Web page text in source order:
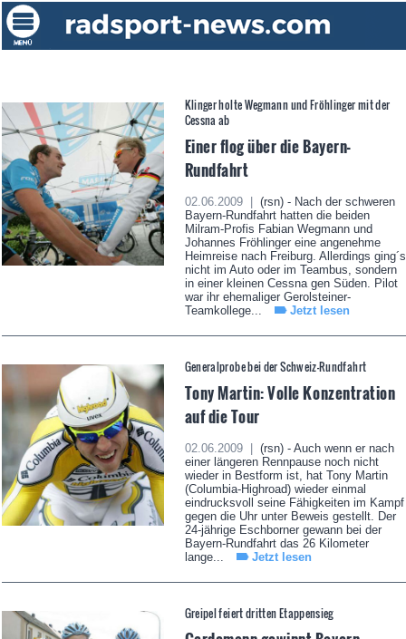
Klinger holte Wegmann und Fröhlinger mit der
Cessna ab
Einer flog über die Bayern-
Rundfahrt
02.06.2009 |
(rsn) - Nach der schweren
Bayern-Rundfahrt hatten die beiden
Milram-Profis Fabian Wegmann und
Johannes Fröhlinger eine angenehme
Heimreise nach Freiburg. Allerdings ging´s
nicht im Auto oder im Teambus, sondern
in einer kleinen Cessna gen Süden. Pilot
war ihr ehemaliger Gerolsteiner-
Teamkollege...
Jetzt lesen
Generalprobe bei der Schweiz-Rundfahrt
Tony Martin: Volle Konzentration
auf die Tour
02.06.2009 |
(rsn) - Auch wenn er nach
einer längeren Rennpause noch nicht
wieder in Bestform ist, hat Tony Martin
(Columbia-Highroad) wieder einmal
eindrucksvoll seine Fähigkeiten im Kampf
gegen die Uhr unter Beweis gestellt. Der
24-jährige Eschborner gewann bei der
Bayern-Rundfahrt das 26 Kilometer
lange...
Jetzt lesen
Greipel feiert dritten Etappensieg